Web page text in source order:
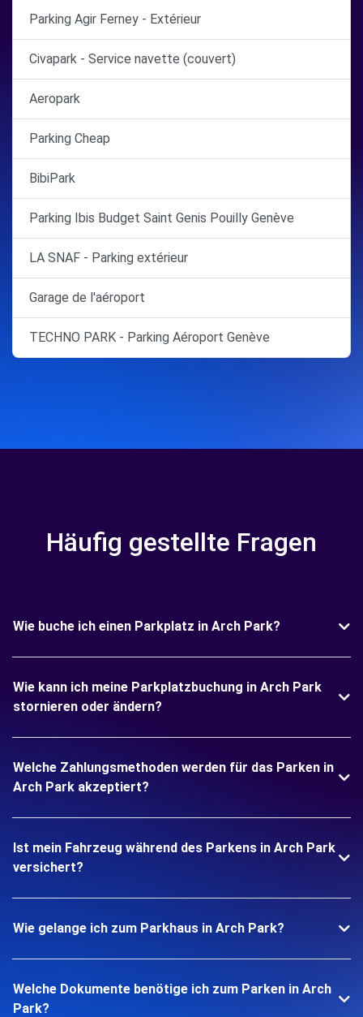
Parking Agir Ferney - Extérieur
Civapark - Service navette (couvert)
Aeropark
Parking Cheap
BibiPark
Parking Ibis Budget Saint Genis Pouilly Genève
LA SNAF - Parking extérieur
Garage de l'aéroport
TECHNO PARK - Parking Aéroport Genève
Häufig gestellte Fragen
Wie buche ich einen Parkplatz in Arch Park?
Wie kann ich meine Parkplatzbuchung in Arch Park
stornieren oder ändern?
Welche Zahlungsmethoden werden für das Parken in
Arch Park akzeptiert?
Ist mein Fahrzeug während des Parkens in Arch Park
versichert?
Wie gelange ich zum Parkhaus in Arch Park?
Welche Dokumente benötige ich zum Parken in Arch
Park?